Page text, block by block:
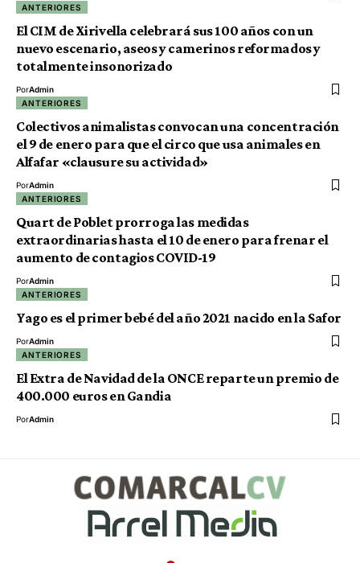
ANTERIORES
El CIM de Xirivella celebrará sus 100 años con un
nuevo escenario, aseos y camerinos reformados y
totalmente insonorizado
PorAdmin
ANTERIORES
Colectivos animalistas convocan una concentración
el 9 de enero para que el circo que usa animales en
Alfafar «clausure su actividad»
PorAdmin
ANTERIORES
Quart de Poblet prorroga las medidas
extraordinarias hasta el 10 de enero para frenar el
aumento de contagios COVID-19
PorAdmin
ANTERIORES
Yago es el primer bebé del año 2021 nacido en la Safor
PorAdmin
ANTERIORES
El Extra de Navidad de la ONCE reparte un premio de
400.000 euros en Gandia
PorAdmin